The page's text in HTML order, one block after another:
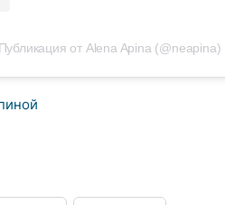
Публикация от Alena Apina (@neapina)